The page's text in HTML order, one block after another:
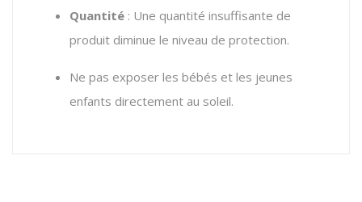
Quantité : Une quantité insuffisante de
produit diminue le niveau de protection.
Ne pas exposer les bébés et les jeunes
enfants directement au soleil.